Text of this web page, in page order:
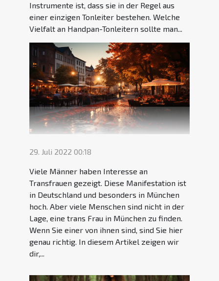
Instrumente ist, dass sie in der Regel aus
einer einzigen Tonleiter bestehen. Welche
Vielfalt an Handpan-Tonleitern sollte man...
29. Juli 2022 00:18
Viele Männer haben Interesse an
Transfrauen gezeigt. Diese Manifestation ist
in Deutschland und besonders in München
hoch. Aber viele Menschen sind nicht in der
Lage, eine trans Frau in München zu finden.
Wenn Sie einer von ihnen sind, sind Sie hier
genau richtig. In diesem Artikel zeigen wir
dir,...